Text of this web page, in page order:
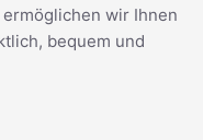
wir Ihnen
bequem und